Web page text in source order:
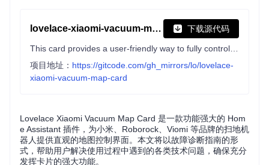
lovelace-xiaomi-vacuum-map-card 下载源代码
项目地址： https://gitcode.com/gh_mirrors/lo/lovelace-
xiaomi-vacuum-map-card
Lovelace Xiaomi Vacuum Map Card 是一款功能强大的 Hom
e Assistant 插件，为小米、Roborock、Viomi 等品牌的扫地机
器人提供直观的地图控制界面。本文将以故障诊断指南的形
式，帮助用户解决使用过程中遇到的各类技术问题，确保充分
发挥卡片的强大功能。